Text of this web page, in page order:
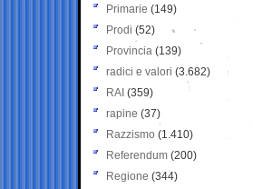
Primarie (149)
Prodi (52)
Provincia (139)
radici e valori (3.682)
RAI (359)
rapine (37)
Razzismo (1.410)
Referendum (200)
Regione (344)